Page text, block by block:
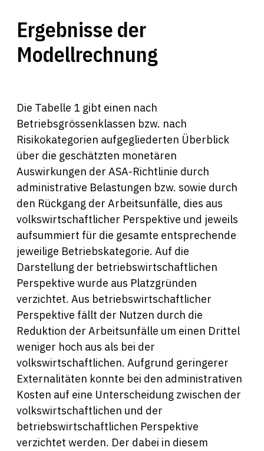
Ergebnisse der
Modellrechnung
Die Tabelle 1 gibt einen nach
Betriebsgrössenklassen bzw. nach
Risikokategorien aufgegliederten Überblick
über die geschätzten monetären
Auswirkungen der ASA-Richtlinie durch
administrative Belastungen bzw. sowie durch
den Rückgang der Arbeitsunfälle, dies aus
volkswirtschaftlicher Perspektive und jeweils
aufsummiert für die gesamte entsprechende
jeweilige Betriebskategorie. Auf die
Darstellung der betriebswirtschaftlichen
Perspektive wurde aus Platzgründen
verzichtet. Aus betriebswirtschaftlicher
Perspektive fällt der Nutzen durch die
Reduktion der Arbeitsunfälle um einen Drittel
weniger hoch aus als bei der
volkswirtschaftlichen. Aufgrund geringerer
Externalitäten konnte bei den administrativen
Kosten auf eine Unterscheidung zwischen der
volkswirtschaftlichen und der
betriebswirtschaftlichen Perspektive
verzichtet werden. Der dabei in diesem